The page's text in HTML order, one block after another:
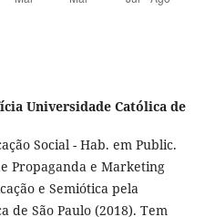
Universidade Católica de
Social - Hab. em Public.
Propaganda e Marketing
e Semiótica pela
de São Paulo (2018). Tem